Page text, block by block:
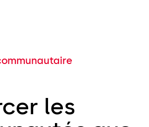
les